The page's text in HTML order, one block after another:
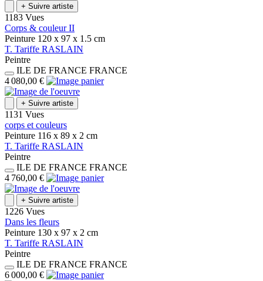
+ Suivre artiste
1183 Vues
Corps & couleur II
Peinture 120 x 97 x 1.5 cm
T. Tariffe RASLAIN
Peintre
ILE DE FRANCE FRANCE
4 080,00 €
+ Suivre artiste
1131 Vues
corps et couleurs
Peinture 116 x 89 x 2 cm
T. Tariffe RASLAIN
Peintre
ILE DE FRANCE FRANCE
4 760,00 €
+ Suivre artiste
1226 Vues
Dans les fleurs
Peinture 130 x 97 x 2 cm
T. Tariffe RASLAIN
Peintre
ILE DE FRANCE FRANCE
6 000,00 €